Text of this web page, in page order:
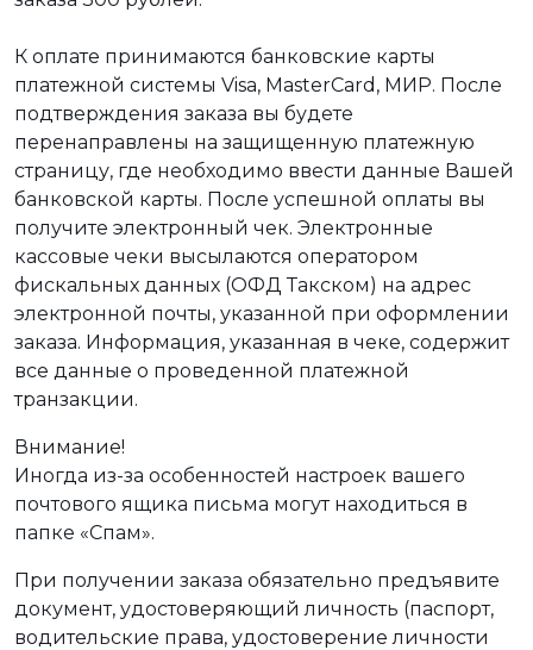
К оплате принимаются банковские карты
платежной системы Visa, MasterCard, МИР. После
подтверждения заказа вы будете
перенаправлены на защищенную платежную
страницу, где необходимо ввести данные Вашей
банковской карты. После успешной оплаты вы
получите электронный чек. Электронные
кассовые чеки высылаются оператором
фискальных данных (ОФД Такском) на адрес
электронной почты, указанной при оформлении
заказа. Информация, указанная в чеке, содержит
все данные о проведенной платежной
транзакции.
Внимание!
Иногда из-за особенностей настроек вашего
почтового ящика письма могут находиться в
папке «Спам».
При получении заказа обязательно предъявите
документ, удостоверяющий личность (паспорт,
водительские права, удостоверение личности